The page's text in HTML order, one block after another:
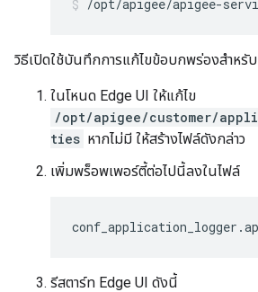
/opt/apigee/apigee-
วิธีเปิดใช้บันทึกการแก้ไขข้อบกพร่องสำหรั
ในโหนด Edge UI ให้แก้ไข
/opt/apigee/customer/
ties หากไม่มี ให้สร้างไฟล์ดังกล่าว
เพิ่มพร็อพเพอร์ตี้ต่อไปนี้ลงในไฟล์
รีสตาร์ท Edge UI ดังนี้